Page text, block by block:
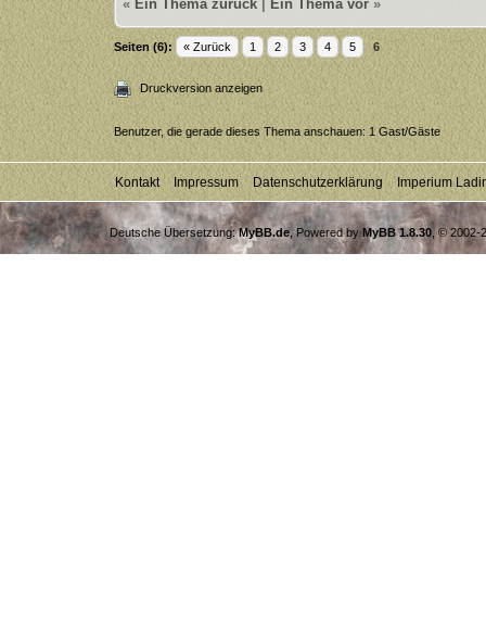
« Ein Thema zurück| Ein Thema vor»
Seiten (6): « Zurück 1 2 3 4 5 6
Druckversion anzeigen
Benutzer, die gerade dieses Thema anschauen: 1 Gast/Gäste
Kontakt Impressum Datenschutzerklärung Imperium
Deutsche Übersetzung:MyBB.de, Powered byMyBB 1.8.30, © 2002-